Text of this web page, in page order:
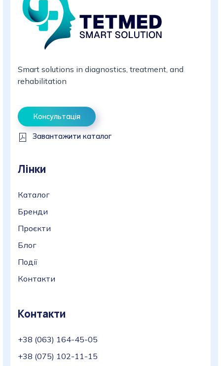
Smart solutions in diagnostics, treatment, and
rehabilitation
Консультація
Завантажити каталог
Лінки
Каталог
Бренди
Проєкти
Блог
Події
Контакти
Контакти
+38 (063) 164-45-05
+38 (075) 102-11-15